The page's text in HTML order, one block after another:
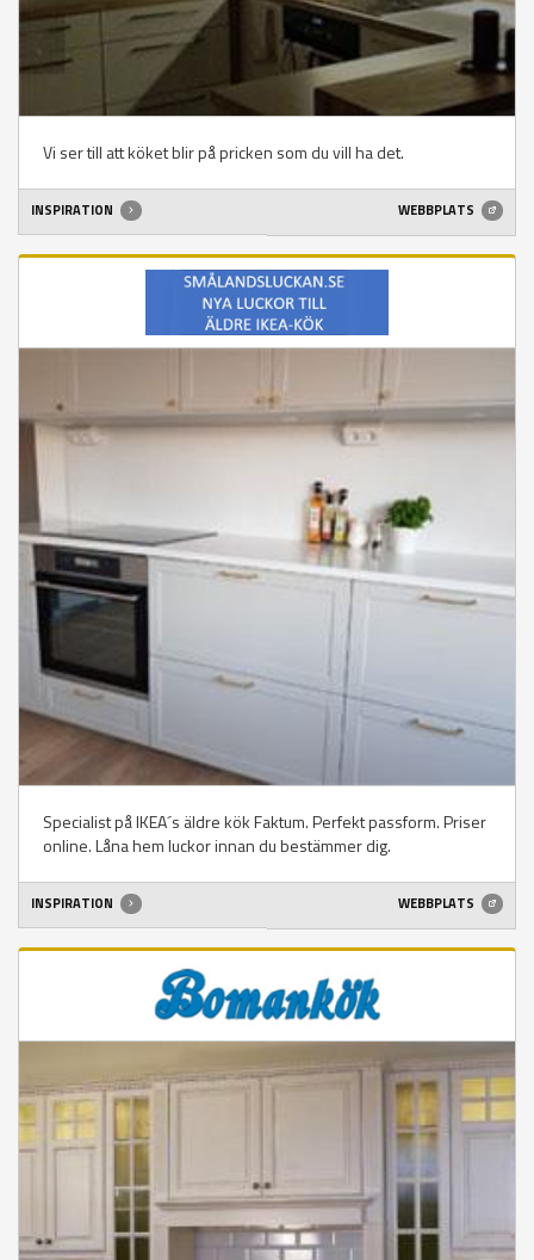
Vi ser till att köket blir på pricken som du vill ha det.
INSPIRATION WEBBPLATS
Specialist på IKEA´s äldre kök Faktum. Perfekt passform. Priser
online. Låna hem luckor innan du bestämmer dig.
INSPIRATION WEBBPLATS